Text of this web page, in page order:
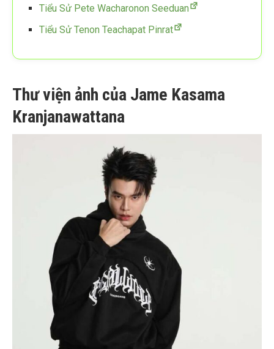
Tiểu Sử Pete Wacharonon Seeduan
Tiểu Sử Tenon Teachapat Pinrat
Thư viện ảnh của Jame Kasama
Kranjanawattana